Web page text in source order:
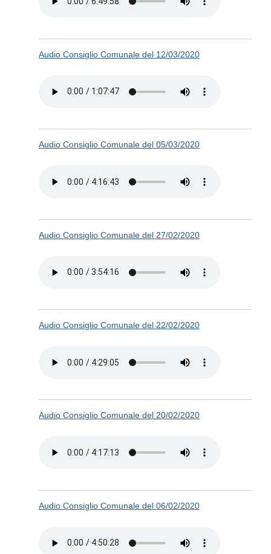
Audio Consiglio Comunale del 12/03/2020
Audio Consiglio Comunale del 05/03/2020
Audio Consiglio Comunale del 27/02/2020
Audio Consiglio Comunale del 22/02/2020
Audio Consiglio Comunale del 20/02/2020
Audio Consiglio Comunale del 06/02/2020